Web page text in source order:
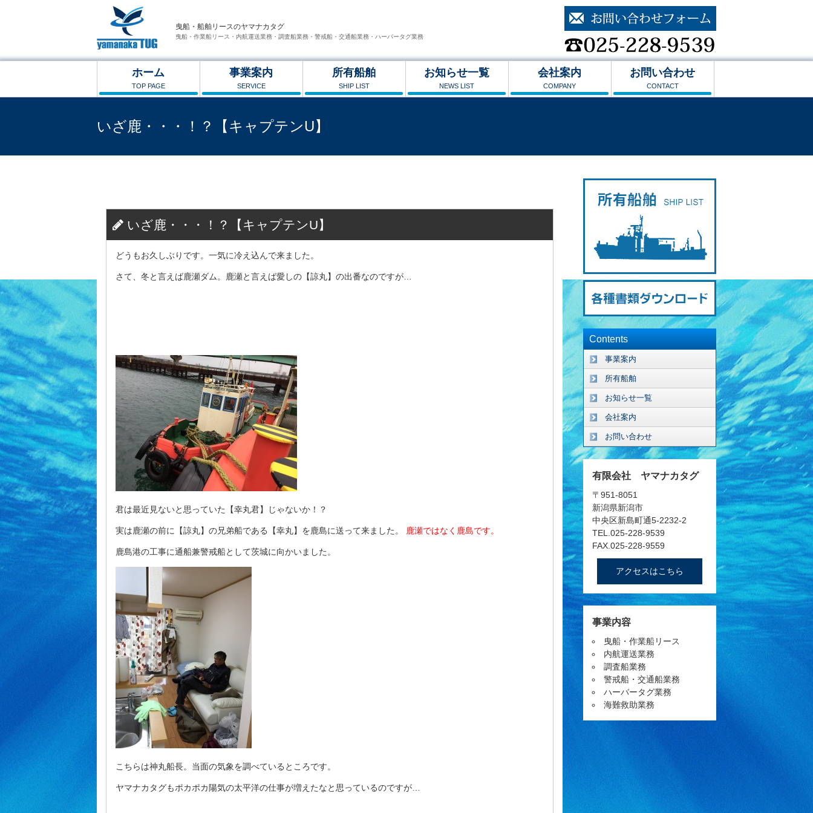
曳船・船舶リースのヤマナカタグ
曳船・作業船リース・内航運送業務・調査船業務・警戒船・交通船業務・ハーバータグ業務
ホーム
TOP PAGE
事業案内
SERVICE
所有船舶
SHIP LIST
お知らせ一覧
NEWS LIST
会社案内
COMPANY
お問い合わせ
CONTACT
いざ鹿・・・！？【キャプテンU】
いざ鹿・・・！？【キャプテンU】
どうもお久しぶりです。一気に冷え込んで来ました。
さて、冬と言えば鹿瀬ダム。鹿瀬と言えば愛しの【諒丸】の出番なのですが…
君は最近見ないと思っていた【幸丸君】じゃないか！？
実は鹿瀬の前に【諒丸】の兄弟船である【幸丸】を鹿島に送って来ました。 鹿瀬ではなく鹿島です。
鹿島港の工事に通船兼警戒船として茨城に向かいました。
こちらは神丸船長。当面の気象を調べているところです。
ヤマナカタグもポカポカ陽気の太平洋の仕事が増えたなと思っているのですが…
Contents
事業案内
所有船舶
お知らせ一覧
会社案内
お問い合わせ
有限会社 ヤマナカタグ
〒951-8051
新潟県新潟市
中央区新島町通5-2232-2
TEL.025-228-9539
FAX.025-228-9559
アクセスはこちら
事業内容
曳船・作業船リース
内航運送業務
調査船業務
警戒船・交通船業務
ハーバータグ業務
海難救助業務